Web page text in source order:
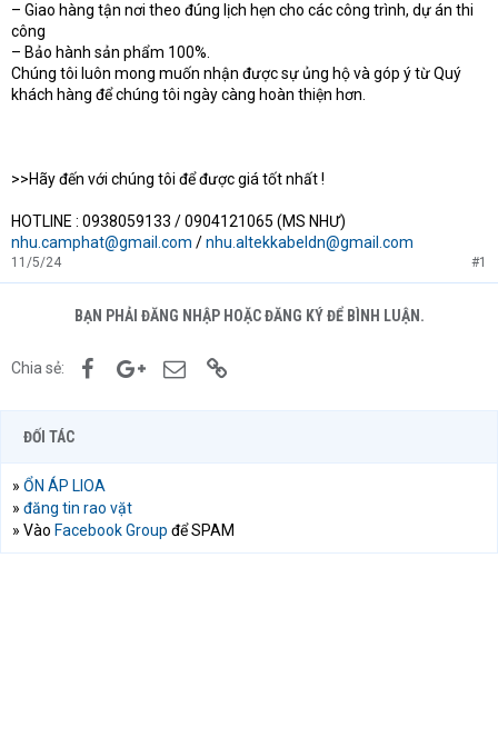
– Giao hàng tận nơi theo đúng lịch hẹn cho các công trình, dự án thi
công
– Bảo hành sản phẩm 100%.
Chúng tôi luôn mong muốn nhận được sự ủng hộ và góp ý từ Quý
khách hàng để chúng tôi ngày càng hoàn thiện hơn.
>>Hãy đến với chúng tôi để được giá tốt nhất !
HOTLINE : 0938059133 / 0904121065 (MS NHƯ)
nhu.camphat@gmail.com /nhu.altekkabeldn@gmail.com
11/5/24 #1
BẠN PHẢI ĐĂNG NHẬP HOẶC ĐĂNG KÝ ĐỂ BÌNH LUẬN.
Chia sẻ: FacebookGoogle+Email
ĐỐI TÁC
» ỔN ÁP LIOA
» đăng tin rao vặt
» Vào Facebook Group để SPAM